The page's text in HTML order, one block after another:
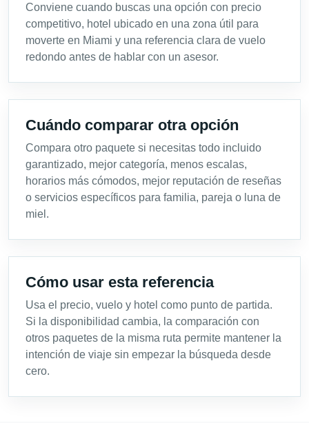
Conviene cuando buscas una opción con precio
competitivo, hotel ubicado en una zona útil para
moverte en Miami y una referencia clara de vuelo
redondo antes de hablar con un asesor.
Cuándo comparar otra opción
Compara otro paquete si necesitas todo incluido
garantizado, mejor categoría, menos escalas,
horarios más cómodos, mejor reputación de reseñas
o servicios específicos para familia, pareja o luna de
miel.
Cómo usar esta referencia
Usa el precio, vuelo y hotel como punto de partida.
Si la disponibilidad cambia, la comparación con
otros paquetes de la misma ruta permite mantener la
intención de viaje sin empezar la búsqueda desde
cero.